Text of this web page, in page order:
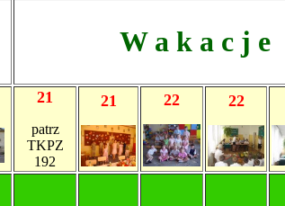
W a k a c j e
21
patrz
TKPZ
192
21 22 22